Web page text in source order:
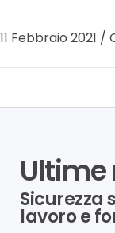
11 Febbraio 2021 /
Ultime
Sicurezza
lavoro e